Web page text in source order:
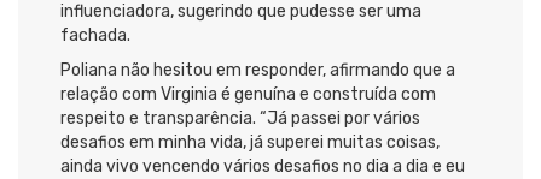
influenciadora, sugerindo que pudesse ser uma
fachada.
Poliana não hesitou em responder, afirmando que a
relação com Virginia é genuína e construída com
respeito e transparência. “Já passei por vários
desafios em minha vida, já superei muitas coisas,
ainda vivo vencendo vários desafios no dia a dia e eu